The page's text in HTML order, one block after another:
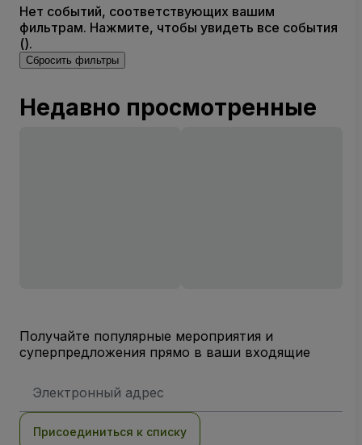
Нет событий, соответствующих вашим
фильтрам. Нажмите, чтобы увидеть все события
().
Сбросить фильтры
Недавно просмотренные
Получайте популярные мероприятия и
суперпредложения прямо в ваши входящие
электронной
Присоединиться к списку